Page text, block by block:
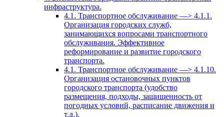
инфраструктура.
4.1. Транспортное обслуживание —> 4.1.1.
Организация городских служб,
занимающихся вопросами транспортного
обслуживания. Эффективное
реформирование и развитие городского
транспорта.
4.1. Транспортное обслуживание —> 4.1.10.
Организация остановочных пунктов
городского транспорта (удобство
размещения, подходы, защищенность от
погодных условий, расписание движения и
т.д.).